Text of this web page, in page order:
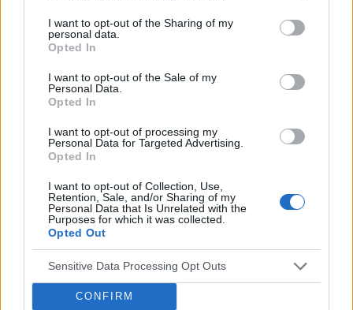
I want to opt-out of the Sharing of my
personal data.
Opted In
I want to opt-out of the Sale of my
Personal Data.
Opted In
I want to opt-out of processing my
Personal Data for Targeted Advertising.
Opted In
I want to opt-out of Collection, Use,
Retention, Sale, and/or Sharing of my
Personal Data that Is Unrelated with the
Purposes for which it was collected.
Opted Out
Sensitive Data Processing Opt Outs
CONFIRM
Ból brzucha ciągły u 6-latki
Dzień dobry Córka od ponad roku skarży się na ból
brzucha. Dwukrotnie w odstępie 10 m-cy miała USG,
które nic nie wykazało. W 08.2023 wyszła obniżona
hemoglobina. Od września bierze żelazo Ferum, wi...
gość
Owłosienie u dziecka 4-
letniego(dziewczynka)hypertrychoza :(
Nasza córcia miesiąc temu skończyła 4 latka jest
pokryta meszkiem na plecach, ręcach, nogach włoski
miała os urodzenia ale króciótkie a teraz niektóre mają